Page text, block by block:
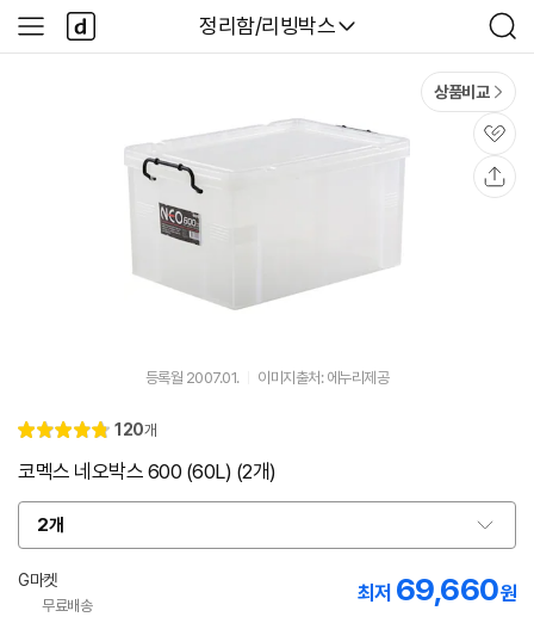
다나와
정리함/리빙박스
검
색
사
이
다
나
와
상품비교
관
심
등록월 2007.01. 이미지출처: 에누리제공
별
4.
리
120개
코멕스 네오박스 600 (60L) (2개)
2개
옵
션
선
택
G마켓
무료배송
최저 69,660원